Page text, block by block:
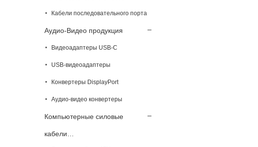
Кабели последовательного порта
Аудио-Видео продукция
Видеоадаптеры USB-C
USB-видеоадаптеры
Конвертеры DisplayPort
Аудио-видео конвертеры
Компьютерные силовые
кабели…